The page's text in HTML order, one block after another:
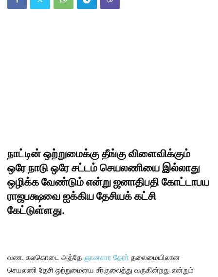
நாட்டின் ஒற்றுமைக்கு தீங்கு விளைவிக்கும்
ஒரே நாடு ஒரே சட்டம் செயலணியை இல்லாது
ஒழிக்க வேண்டும் என்று ஜனாதிபதி கோட்டாபய
ராஜபக்ஷவை ஐக்கிய தேசியக் கட்சி
கேட்டுள்ளது.
வண. கலகொடை அத்தே ஞானசார தேரர் தலைமையிலான
செயலணி தேசி ஒற்றுமையை சீர்குலைத்து வருகின்றது என்றும்